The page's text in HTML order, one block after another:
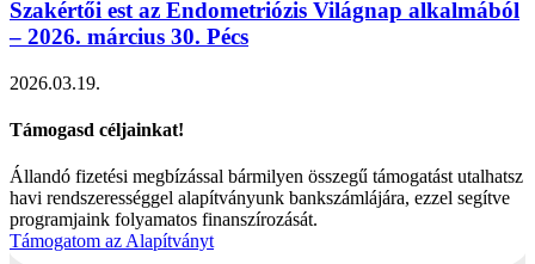
Szakértői est az Endometriózis Világnap alkalmából
– 2026. március 30. Pécs
2026.03.19.
Támogasd céljainkat!
Állandó fizetési megbízással bármilyen összegű támogatást utalhatsz
havi rendszerességgel alapítványunk bankszámlájára, ezzel segítve
programjaink folyamatos finanszírozását.
Támogatom az Alapítványt